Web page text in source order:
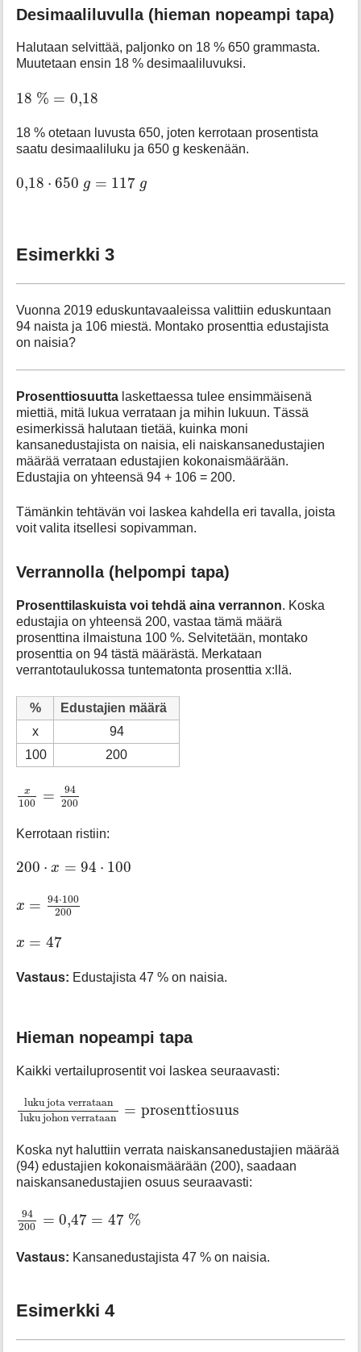
Desimaaliluvulla (hieman nopeampi tapa)
Halutaan selvittää, paljonko on 18 % 650 grammasta.
Muutetaan ensin 18 % desimaaliluvuksi.
18 % = 0,18
18 % ,18
18 % otetaan luvusta 650, joten kerrotaan prosentista
saatu desimaaliluku ja 650 g keskenään.
0,18 ⋅ 650 g = 117 g
0 ,18 650 g 117 g
Esimerkki 3
Vuonna 2019 eduskuntavaaleissa valittiin eduskuntaan
94 naista ja 106 miestä. Montako prosenttia edustajista
on naisia?
Prosenttiosuutta laskettaessa tulee ensimmäisenä
miettiä, mitä lukua verrataan ja mihin lukuun. Tässä
esimerkissä halutaan tietää, kuinka moni
kansanedustajista on naisia, eli naiskansanedustajien
määrää verrataan edustajien kokonaismäärään.
Edustajia on yhteensä 94 + 106 = 200.
Tämänkin tehtävän voi laskea kahdella eri tavalla, joista
voit valita itsellesi sopivamman.
Verrannolla (helpompi tapa)
Prosenttilaskuista voi tehdä aina verrannon. Koska
edustajia on yhteensä 200, vastaa tämä määrä
prosenttina ilmaistuna 100 %. Selvitetään, montako
prosenttia on 94 tästä määrästä. Merkataan
verrantotaulukossa tuntematonta prosenttia x:llä.
%
Edustajien määrä
x
94
100
200
x
100 =
94
200
100 94
Kerrotaan ristiin:
200 ⋅ x = 94 ⋅ 100
200 x= 94⋅100
x = 94⋅100
200
94⋅100
x = 47
x 47
Vastaus: Edustajista 47 % on naisia.
Hieman nopeampi tapa
Kaikki vertailuprosentit voi laskea seuraavasti:
luku jota verrataan
luku johon verrataan
= prosenttiosuus
luku jota verrataan
Koska nyt haluttiin verrata naiskansanedustajien määrää
(94) edustajien kokonaismäärään (200), saadaan
naiskansanedustajien osuus seuraavasti:
94
200
= 0,47 = 47 %
94 %
Vastaus: Kansanedustajista 47 % on naisia.
Esimerkki 4